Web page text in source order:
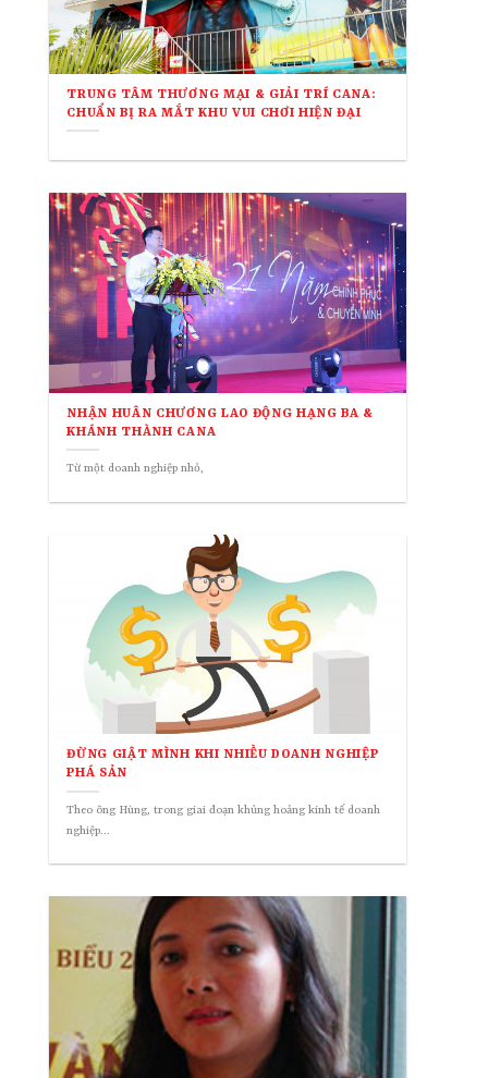
TRUNG TÂM THƯƠNG MẠI & GIẢI TRÍ CANA:
CHUẨN BỊ RA MẮT KHU VUI CHƠI HIỆN ĐẠI
NHẬN HUÂN CHƯƠNG LAO ĐỘNG HẠNG BA &
KHÁNH THÀNH CANA
Từ một doanh nghiệp nhỏ,
ĐỪNG GIẬT MÌNH KHI NHIỀU DOANH NGHIỆP
PHÁ SẢN
Theo ông Hùng, trong giai đoạn khủng hoảng kinh tế doanh
nghiệp...